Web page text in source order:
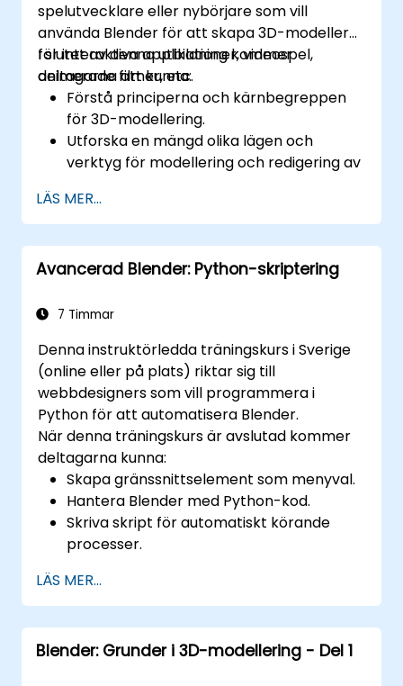
spelutvecklare eller nybörjare som vill
använda Blender för att skapa 3D-modeller
för interaktiva applikationer, videospel,
animerade filmer, etc.
I slutet av denna utbildning kommer
deltagarna att kunna:
Förstå principerna och kärnbegreppen
för 3D-modellering.
Utforska en mängd olika lägen och
verktyg för modellering och redigering av
Lär dig hur du skapar animationer och
visuella effekter med Blender.
Lägg till kurvor, ytor, metabollar och
hårpartiklar för att simulera realistiska
Använd verktygen för UV-
målning av 3D-modeller.
Exportera 3D-modeller och tillgångar till
en spelmotor, 3D-skrivare eller annan
programvara.
LÄS MER...
Avancerad Blender: Python-skriptering
7 Timmar
Denna instruktörledda träningskurs i Sverige
(online eller på plats) riktar sig till
webbdesigners som vill programmera i
Python för att automatisera Blender.
När denna träningskurs är avslutad kommer
deltagarna kunna:
Skapa gränssnittselement som menyval.
Hantera Blender med Python-kod.
Skriva skript för automatiskt körande
processer.
LÄS MER...
Blender: Grunder i 3D-modellering - Del 1